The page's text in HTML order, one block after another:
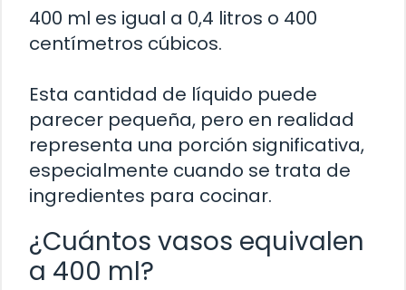
400 ml es igual a 0,4 litros o 400
centímetros cúbicos.
Esta cantidad de líquido puede
parecer pequeña, pero en realidad
representa una porción significativa,
especialmente cuando se trata de
ingredientes para cocinar.
¿Cuántos vasos equivalen
a 400 ml?